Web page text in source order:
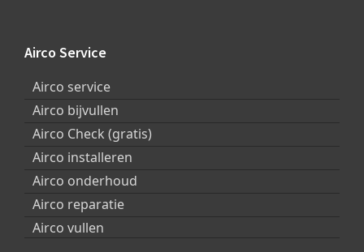
Footer
Airco Service
Airco service
Airco bijvullen
Airco Check (gratis)
Airco installeren
Airco onderhoud
Airco reparatie
Airco vullen